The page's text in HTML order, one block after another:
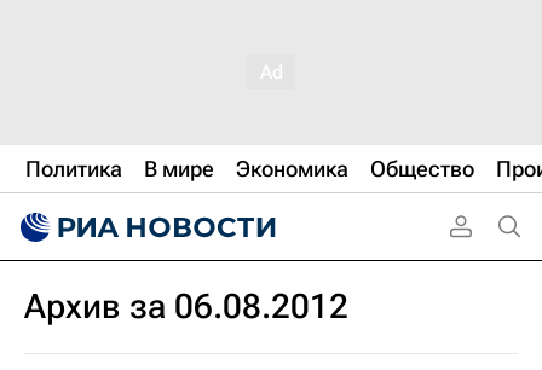
Политика В мире Экономика Общество
Архив за 06.08.2012